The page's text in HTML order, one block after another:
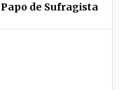
Papo de Sufragista